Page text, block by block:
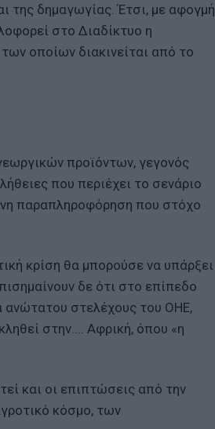
της δημαγωγίας. Έτσι, με αφογμή
στο Διαδίκτυο η
οποίων διακινείται από το
προϊόντων, γεγονός
που περιέχει το σενάριο
παραπληροφόρηση που στόχο
κρίση θα μπορούσε να υπάρξει
δε ότι στο επίπεδο
ανώτατου στελέχους του ΟΗΕ,
στην.... Αφρική, όπου «η
και οι επιπτώσεις από την
κόσμο, των